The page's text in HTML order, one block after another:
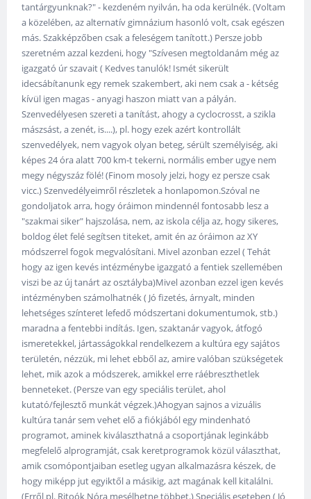
tantárgyunknak?" - kezdeném nyilván, ha oda kerülnék. (Voltam
a közelében, az alternatív gimnázium hasonló volt, csak egészen
más. Szakképzőben csak a feleségem tanított.) Persze jobb
szeretném azzal kezdeni, hogy "Szívesen megtoldanám még az
igazgató úr szavait ( Kedves tanulók! Ismét sikerült
idecsábítanunk egy remek szakembert, aki nem csak a - kétség
kívül igen magas - anyagi haszon miatt van a pályán.
Szenvedélyesen szereti a tanítást, ahogy a cyclocrosst, a szikla
mászsást, a zenét, is....), pl. hogy ezek azért kontrollált
szenvedélyek, nem vagyok olyan beteg, sérült személyiség, aki
képes 24 óra alatt 700 km-t tekerni, normális ember ugye nem
megy négyszáz fölé! (Finom mosoly jelzi, hogy ez persze csak
vicc.) Szenvedélyeimről részletek a honlapomon.Szóval ne
gondoljatok arra, hogy óráimon mindennél fontosabb lesz a
"szakmai siker" hajszolása, nem, az iskola célja az, hogy sikeres,
boldog élet felé segítsen titeket, amit én az óráimon az XY
módszerrel fogok megvalósítani. Mivel azonban ezzel ( Tehát
hogy az igen kevés intézménybe igazgató a fentiek szellemében
viszi be az új tanárt az osztályba)Mivel azonban ezzel igen kevés
intézményben számolhatnék ( Jó fizetés, árnyalt, minden
lehetséges színteret lefedő módszertani dokumentumok, stb.)
maradna a fentebbi indítás. Igen, szaktanár vagyok, átfogó
ismeretekkel, jártasságokkal rendelkezem a kultúra egy sajátos
területén, nézzük, mi lehet ebből az, amire valóban szükségetek
lehet, mik azok a módszerek, amikkel erre ráébreszthetlek
benneteket. (Persze van egy speciális terület, ahol
kutató/fejlesztő munkát végzek.)Ahogyan sajnos a vizuális
kultúra tanár sem vehet elő a fiókjából egy mindenható
programot, aminek kiválaszthatná a csoportjának leginkább
megfelelő alprogramját, csak keretprogramok közül választhat,
amik csomópontjaiban esetleg ugyan alkalmazásra készek, de
hogy miképp jut egyiktől a másikig, azt magának kell kitalálni.
(Erről pl. Ritoók Nóra mesélhetne többet.) Speciális eseteben ( Jó